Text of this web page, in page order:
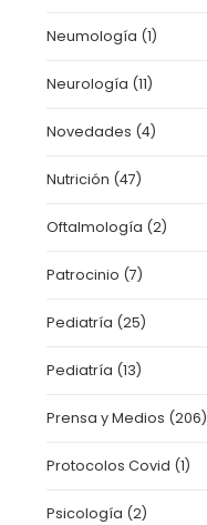
Neumología (1)
Neurología (11)
Novedades (4)
Nutrición (47)
Oftalmología (2)
Patrocinio (7)
Pediatría (25)
Pediatría (13)
Prensa y Medios (206)
Protocolos Covid (1)
Psicología (2)